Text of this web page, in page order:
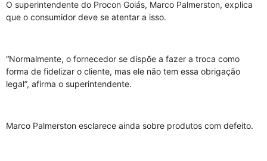
O superintendente do Procon Goiás, Marco Palmerston, explica
que o consumidor deve se atentar a isso.
“Normalmente, o fornecedor se dispõe a fazer a troca como
forma de fidelizar o cliente, mas ele não tem essa obrigação
legal”, afirma o superintendente.
Marco Palmerston esclarece ainda sobre produtos com defeito.